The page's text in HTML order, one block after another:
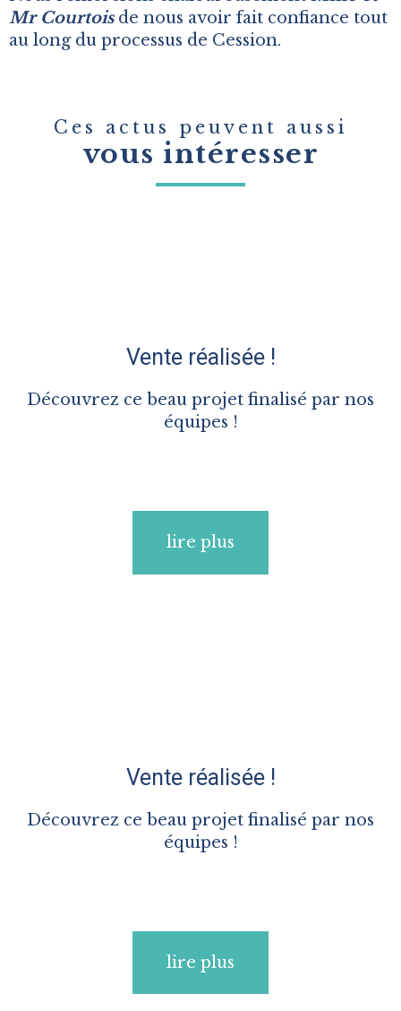
Mr Courtois de nous avoir fait confiance tout
au long du processus de Cession.
Ces actus peuvent aussi
vous intéresser
Vente réalisée !
Découvrez ce beau projet finalisé par nos
équipes !
lire plus
Vente réalisée !
Découvrez ce beau projet finalisé par nos
équipes !
lire plus